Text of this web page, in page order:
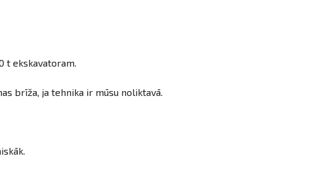
t ekskavatoram.
brīža, ja tehnika ir mūsu noliktavā.